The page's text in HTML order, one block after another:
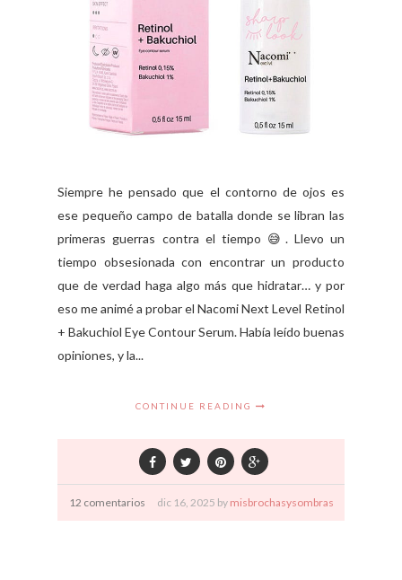
Siempre he pensado que el contorno de ojos es
ese pequeño campo de batalla donde se libran las
primeras guerras contra el tiempo 😅. Llevo un
tiempo obsesionada con encontrar un producto
que de verdad haga algo más que hidratar… y por
eso me animé a probar el Nacomi Next Level Retinol
+ Bakuchiol Eye Contour Serum. Había leído buenas
opiniones, y la...
CONTINUE READING
12 comentarios dic 16, 2025 by misbrochasysombras